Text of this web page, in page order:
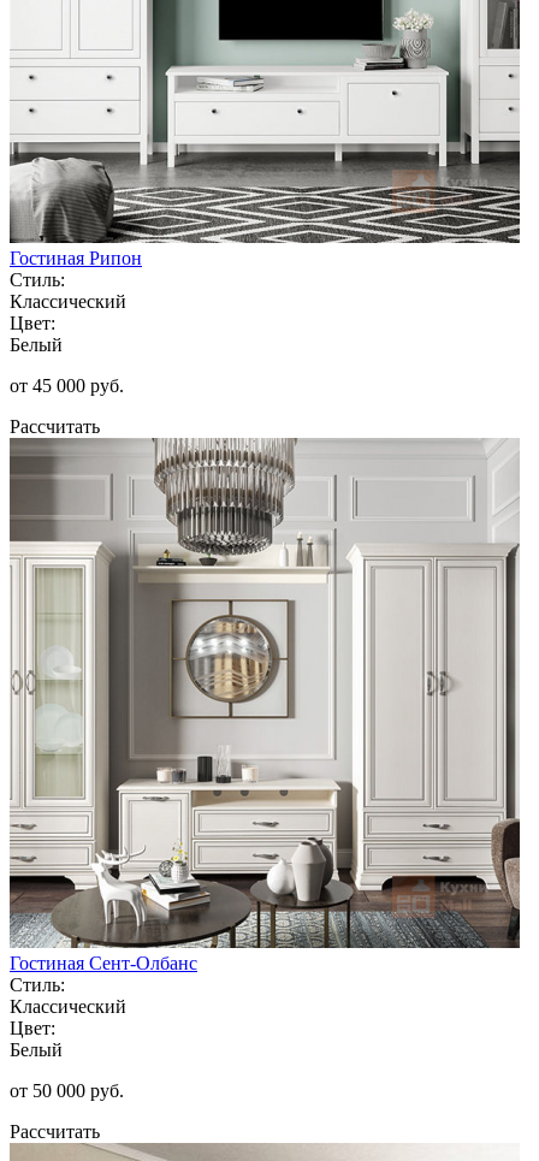
Гостиная Рипон
Стиль:
Классический
Цвет:
Белый
от 45 000 руб.
Рассчитать
Гостиная Сент-Олбанс
Стиль:
Классический
Цвет:
Белый
от 50 000 руб.
Рассчитать